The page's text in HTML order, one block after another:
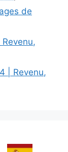
de
| Revenu,